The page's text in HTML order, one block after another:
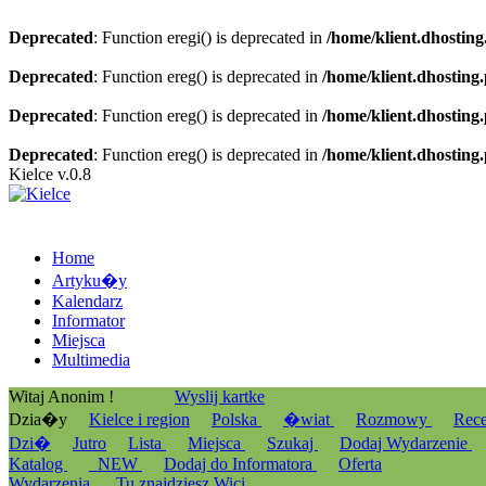
Deprecated: Function eregi() is deprecated in /home/
Deprecated: Function ereg() is deprecated in /home/
Deprecated: Function ereg() is deprecated in /home/
Deprecated: Function ereg() is deprecated in /home/
Kielce v.0.8
Home
Artyku�y
Kalendarz
Informator
Miejsca
Multimedia
Witaj Anonim !
Wyslij kartke
Dzia�y
Kielce i region Polska �wiat Rozmowy
Dzi�
Jutro Lista Miejsca Szukaj Dodaj Wydarzenie
Katalog
_NEW Dodaj do Informatora
Oferta